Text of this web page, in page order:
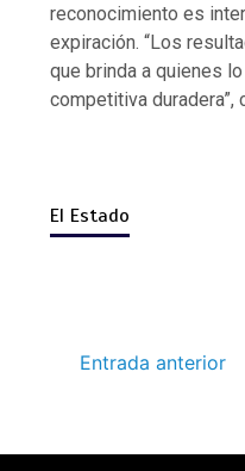
reconocimiento es
expiración. “Los
que brinda a quienes
competitiva duradera”,
El Estado
Entrada anterior